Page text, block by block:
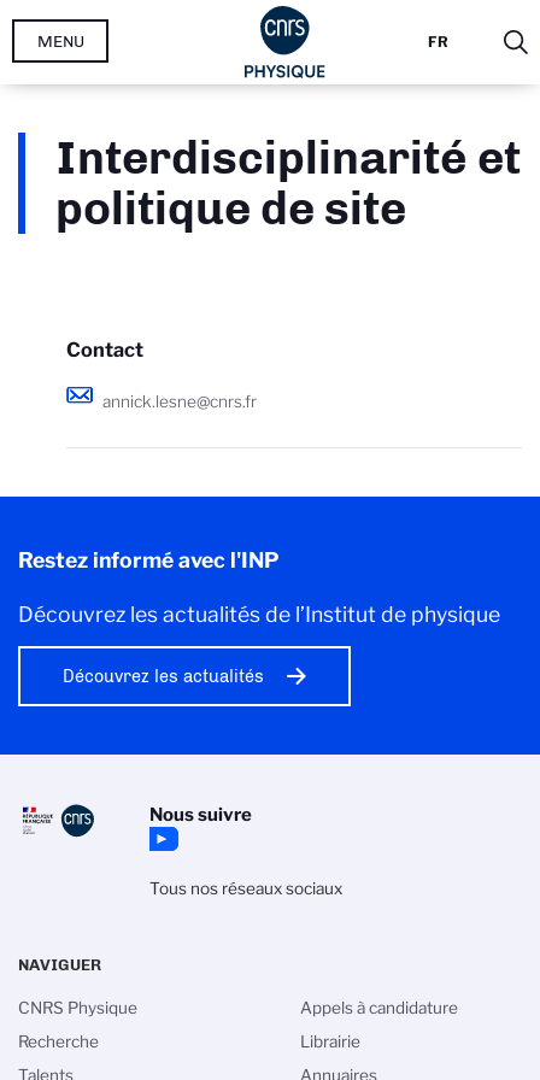
Aller
FR
MENU
Interdisciplinarité et
politique de site
Contact
annick.lesne@cnrs.fr
Restez informé avec l'INP
Découvrez les actualités de l’Institut de physique
Découvrez les actualités
Nous suivre
Tous nos réseaux sociaux
NAVIGUER
CNRS Physique
Recherche
Talents
Appels à candidature
Librairie
Annuaires